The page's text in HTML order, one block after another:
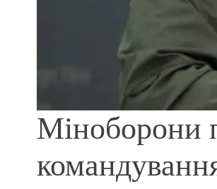
Міноборони